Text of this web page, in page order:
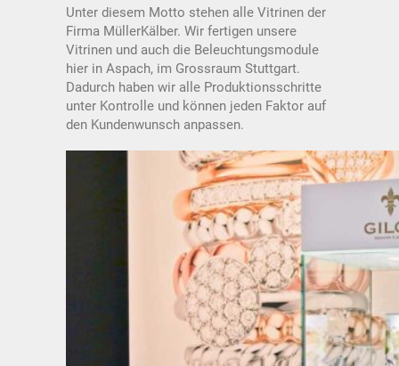
Unter diesem Motto stehen alle Vitrinen der
Firma MüllerKälber. Wir fertigen unsere
Vitrinen und auch die Beleuchtungsmodule
hier in Aspach, im Grossraum Stuttgart.
Dadurch haben wir alle Produktionsschritte
unter Kontrolle und können jeden Faktor auf
den Kundenwunsch anpassen.